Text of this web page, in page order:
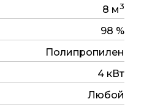
8 м3
98 %
Полипропилен
4 кВт
Любой